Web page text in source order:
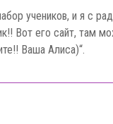
учеников, и я с
Вот его сайт, там
Ваша Алиса)“.